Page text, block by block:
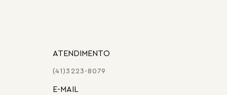
ATENDIMENTO
(41)3223-8079
E-MAIL